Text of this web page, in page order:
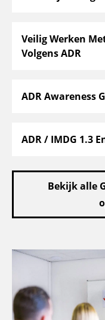
Veilig Werken
Volgens ADR
ADR Awareness
ADR / IMDG 1.3
Bekijk alle